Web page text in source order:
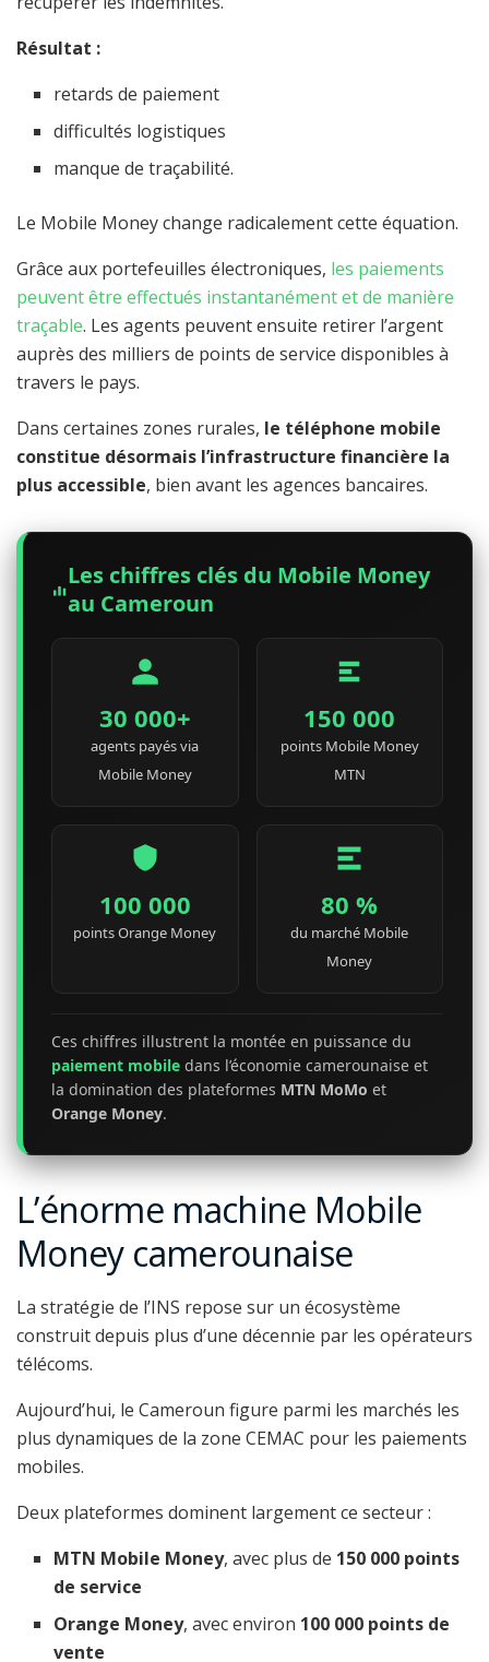
Résultat :
retards de paiement
difficultés logistiques
manque de traçabilité.
Le Mobile Money change radicalement cette équation.
Grâce aux portefeuilles électroniques, les paiements
peuvent être effectués instantanément et de manière
traçable. Les agents peuvent ensuite retirer l’argent
auprès des milliers de points de service disponibles à
travers le pays.
Dans certaines zones rurales, le téléphone mobile
constitue désormais l’infrastructure financière la
plus accessible, bien avant les agences bancaires.
Les chiffres clés du Mobile Money
au Cameroun
30 000+
agents payés via
Mobile Money
150 000
points Mobile Money
MTN
100 000
points Orange Money
80 %
du marché Mobile
Money
Ces chiffres illustrent la montée en puissance du
paiement mobile dans l’économie camerounaise et
la domination des plateformes MTN MoMo et
Orange Money.
L’énorme machine Mobile
Money camerounaise
La stratégie de l’INS repose sur un écosystème
construit depuis plus d’une décennie par les opérateurs
télécoms.
Aujourd’hui, le Cameroun figure parmi les marchés les
plus dynamiques de la zone CEMAC pour les paiements
mobiles.
Deux plateformes dominent largement ce secteur :
MTN Mobile Money, avec plus de 150 000 points
de service
Orange Money, avec environ 100 000 points de
vente